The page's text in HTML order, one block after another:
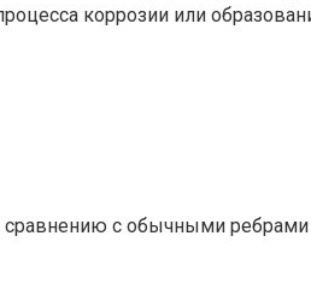
коррозии или
сравнению с обычными ребрами